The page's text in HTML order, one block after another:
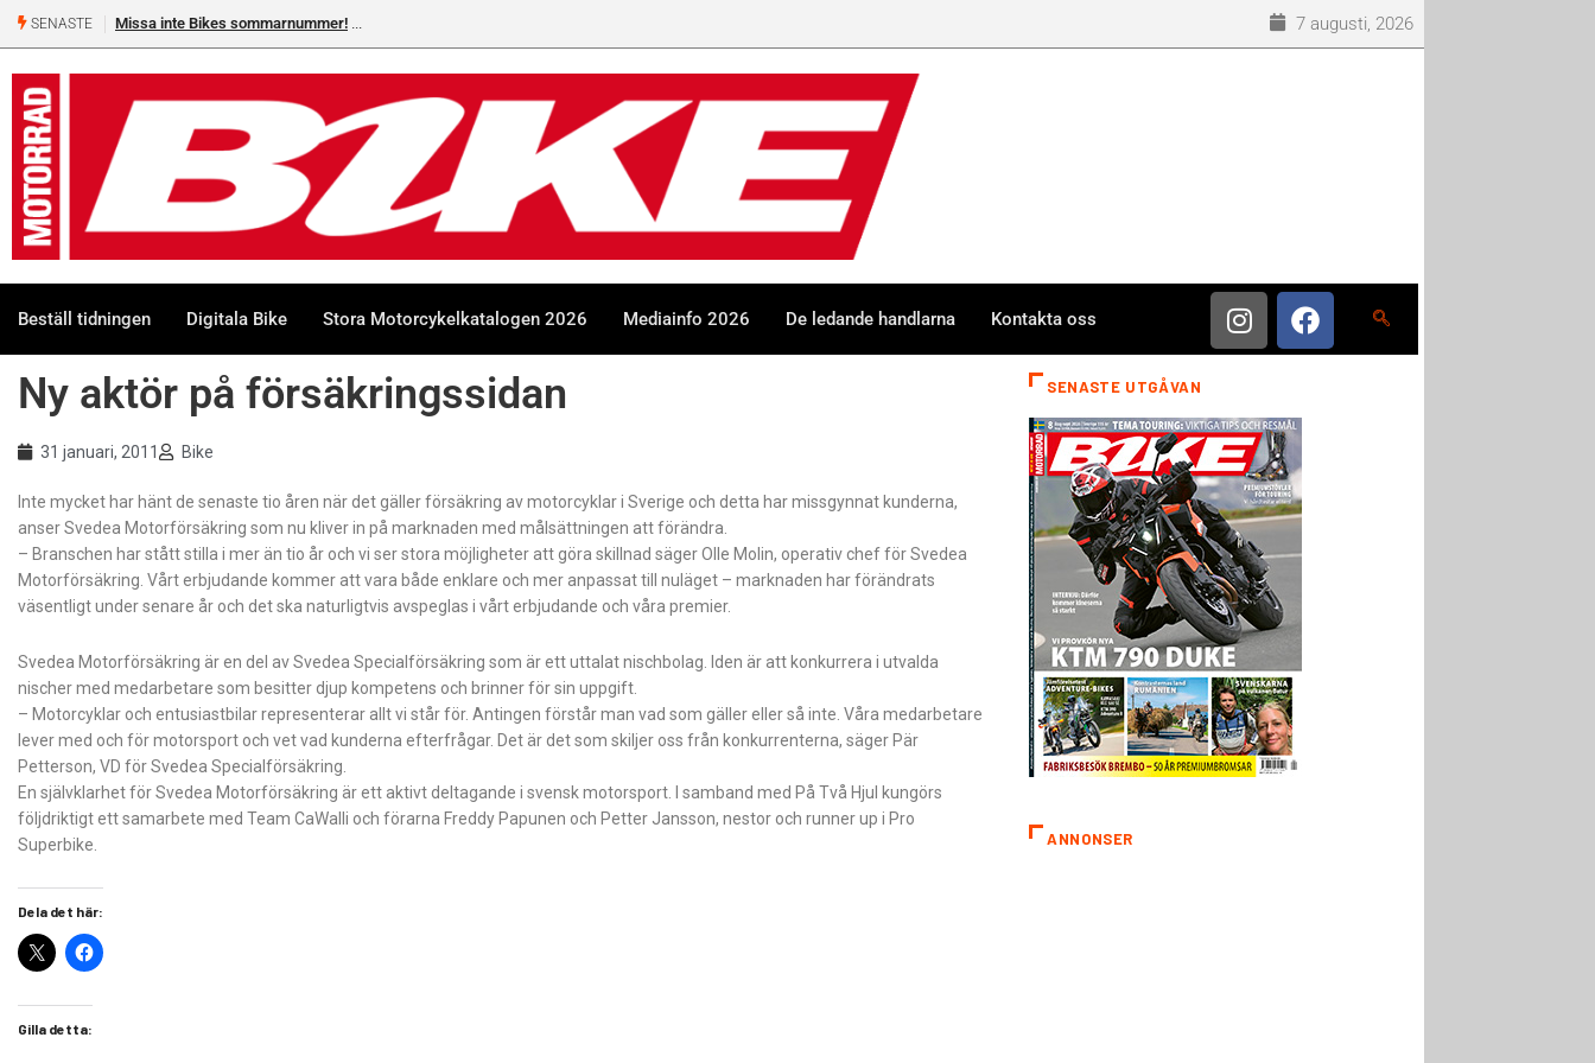
SENASTE Missa inte Bikes sommarnummer! 7 augusti, 2026
Beställ tidningen Digitala Bike Stora Motorcykelkatalogen 2026 Mediainfo 2026 De ledande handlarna Kontakta oss
Ny aktör på försäkringssidan
31 januari, 2011 Bike
Inte mycket har hänt de senaste tio åren när det gäller försäkring av motorcyklar i Sverige och detta har missgynnat kunderna,
anser Svedea Motorförsäkring som nu kliver in på marknaden med målsättningen att förändra.
– Branschen har stått stilla i mer än tio år och vi ser stora möjligheter att göra skillnad säger Olle Molin, operativ chef för Svedea
Motorförsäkring. Vårt erbjudande kommer att vara både enklare och mer anpassat till nuläget – marknaden har förändrats
väsentligt under senare år och det ska naturligtvis avspeglas i vårt erbjudande och våra premier.
Svedea Motorförsäkring är en del av Svedea Specialförsäkring som är ett uttalat nischbolag. Iden är att konkurrera i utvalda
nischer med medarbetare som besitter djup kompetens och brinner för sin uppgift.
– Motorcyklar och entusiastbilar representerar allt vi står för. Antingen förstår man vad som gäller eller så inte. Våra medarbetare
lever med och för motorsport och vet vad kunderna efterfrågar. Det är det som skiljer oss från konkurrenterna, säger Pär
Petterson, VD för Svedea Specialförsäkring.
En självklarhet för Svedea Motorförsäkring är ett aktivt deltagande i svensk motorsport. I samband med På Två Hjul kungörs
följdriktigt ett samarbete med Team CaWalli och förarna Freddy Papunen och Petter Jansson, nestor och runner up i Pro
Superbike.
Dela det här:
Gilla detta:
SENASTE UTGÅVAN
ANNONSER